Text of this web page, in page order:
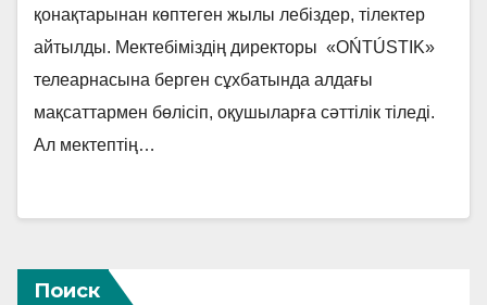
қонақтарынан көптеген жылы лебіздер, тілектер
айтылды. Мектебіміздің директоры «OŃTÚSTIK»
телеарнасына берген сұхбатында алдағы
мақсаттармен бөлісіп, оқушыларға сәттілік тіледі.
Ал мектептің…
Поиск